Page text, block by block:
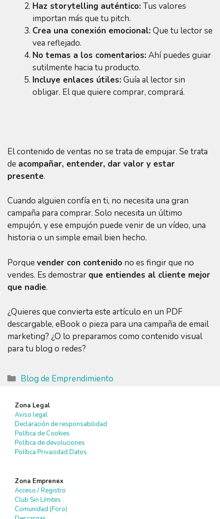
Haz storytelling auténtico: Tus valores
importan más que tu pitch.
Crea una conexión emocional: Que tu lector se
vea reflejado.
No temas a los comentarios: Ahí puedes guiar
sutilmente hacia tu producto.
Incluye enlaces útiles: Guía al lector sin
obligar. El que quiere comprar, comprará.
El contenido de ventas no se trata de empujar. Se trata
de acompañar, entender, dar valor y estar
presente.
Cuando alguien confía en ti, no necesita una gran
campaña para comprar. Solo necesita un último
empujón, y ese empujón puede venir de un vídeo, una
historia o un simple email bien hecho.
Porque vender con contenido no es fingir que no
vendes. Es demostrar que entiendes al cliente mejor
que nadie.
¿Quieres que convierta este artículo en un PDF
descargable, eBook o pieza para una campaña de email
marketing? ¿O lo preparamos como contenido visual
para tu blog o redes?
Categorías
Blog de Emprendimiento
Zona Legal
Aviso legal
Declaración de responsabilidad
Política de Cookies
Política de devoluciones
Política Privacidad Datos
Zona Emprenex
Acceso / Registro
Club Sin Límites
Comunidad (Foro)